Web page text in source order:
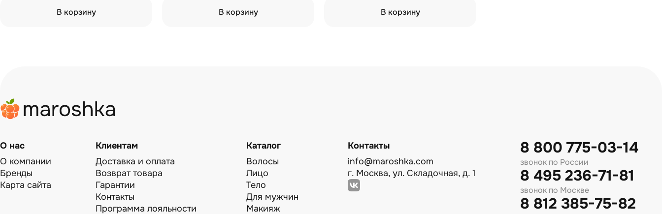
В корзину В корзину В корзину
О нас
О компании
Бренды
Карта сайта
Клиентам
Доставка и оплата
Возврат товара
Гарантии
Контакты
Программа лояльности
Каталог
Волосы
Лицо
Тело
Для мужчин
Макияж
Контакты
info@maroshka.com
г. Москва, ул. Складочная, д. 1
8 800 775-03-14
звонок по России
8 495 236-71-81
звонок по Москве
8 812 385-75-82